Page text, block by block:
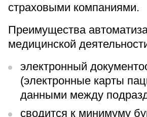
страховыми компаниями.
Преимущества
медицинской
электронный
(электронные карты
данными между
сводится к минимуму